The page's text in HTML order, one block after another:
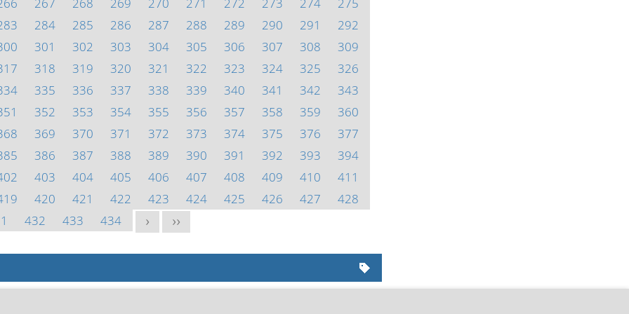
284 285 286 287 288 289 290 291
292
301 302 303 304 305 306 307 308
309
318 319 320 321 322 323 324 325
326
335 336 337 338 339 340 341 342
343
352 353 354 355 356 357 358 359
360
369 370 371 372 373 374 375 376
377
386 387 388 389 390 391 392 393
394
403 404 405 406 407 408 409 410
411
420 421 422 423 424 425 426 427
428
432 433 434 > >>